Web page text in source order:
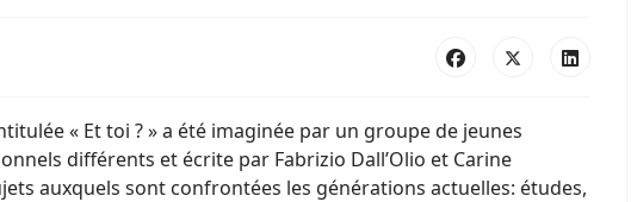
« Et toi ? » a été imaginée par un groupe de jeunes
différents et écrite par Fabrizio Dall’Olio et Carine
auxquels sont confrontées les générations actuelles: études,